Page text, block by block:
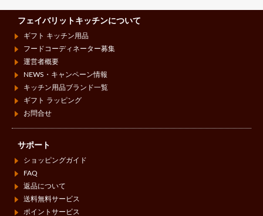
フェイバリットキッチンについて
ギフト キッチン用品
フードコーディネーター募集
運営者概要
NEWS・キャンペーン情報
キッチン用品ブランド一覧
ギフト ラッピング
お問合せ
サポート
ショッピングガイド
FAQ
返品について
送料無料サービス
ポイントサービス